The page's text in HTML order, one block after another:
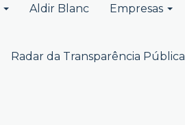
Aldir Blanc Empresas
Radar da Transparência Pública